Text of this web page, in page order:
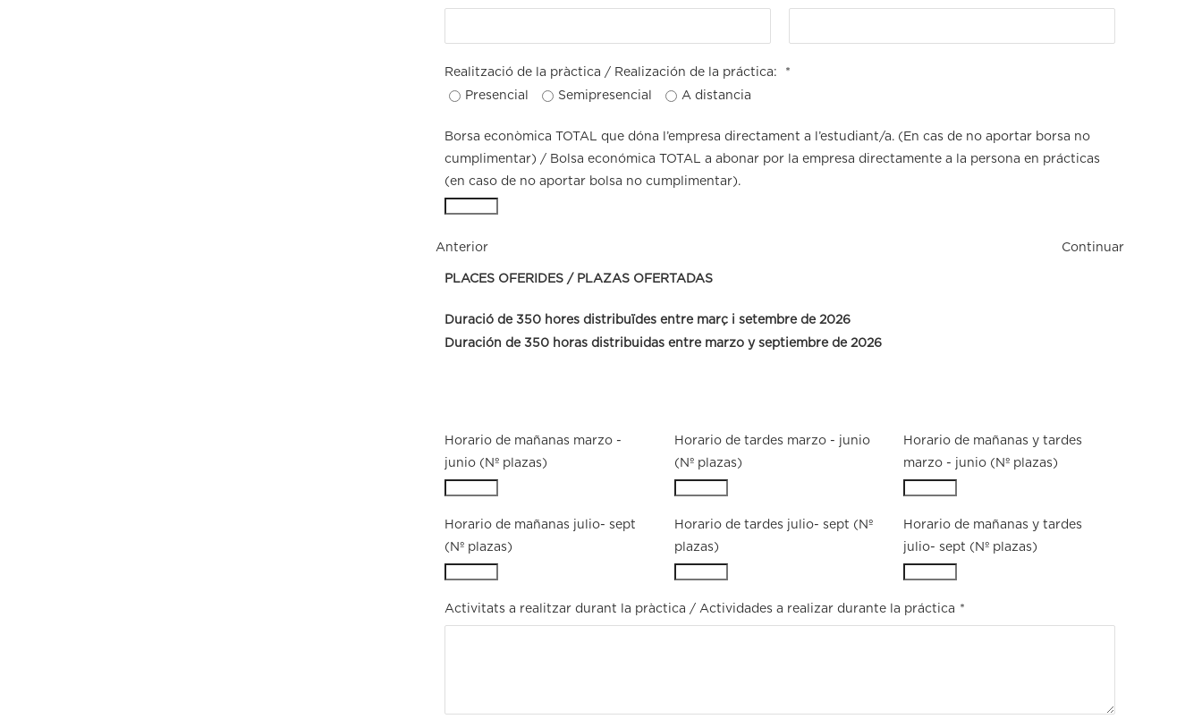
Realització de la pràctica / Realización de la práctica:
*
Presencial
Semipresencial A distancia
Borsa econòmica TOTAL que dóna l’empresa directament a l’estudiant/a. (En cas de no aportar borsa no
cumplimentar) / Bolsa económica TOTAL a abonar por la empresa directamente a la persona en prácticas
(en caso de no aportar bolsa no cumplimentar).
Anterior Continuar
PLACES OFERIDES / PLAZAS OFERTADAS
Duració de 350 hores distribuïdes entre març i setembre de 2026
Duración de 350 horas distribuidas entre marzo y septiembre de 2026
Horario de mañanas marzo -
junio (Nº plazas)
Horario de tardes marzo - junio
(Nº plazas)
Horario de mañanas y tardes
marzo - junio (Nº plazas)
Horario de mañanas julio- sept
(Nº plazas)
Horario de tardes julio- sept (Nº
plazas)
Horario de mañanas y tardes
julio- sept (Nº plazas)
Activitats a realitzar durant la pràctica / Actividades a realizar durante la práctica *